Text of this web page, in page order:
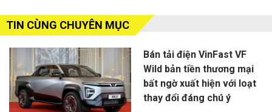
TIN CÙNG CHUYÊN MỤC
Bán tải điện VinFast VF
Wild bản tiền thương mại
bất ngờ xuất hiện với loạt
thay đổi đáng chú ý